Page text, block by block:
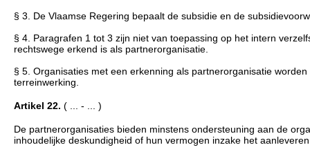
§ 3. De Vlaamse Regering bepaalt de subsidie en de
§ 4. Paragrafen 1 tot 3 zijn niet van toepassing op het intern
rechtswege erkend is als partnerorganisatie.
§ 5. Organisaties met een erkenning als partnerorganisatie
terreinwerking.
Artikel 22. ( ... - ... )
De partnerorganisaties bieden minstens ondersteuning aan de
inhoudelijke deskundigheid of hun vermogen inzake het